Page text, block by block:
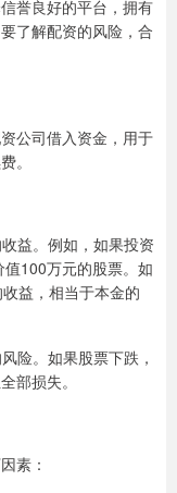
誉良好的平台，拥有
了解配资的风险，合
公司借入资金，用于
。
益。例如，如果投资
100万元的股票。如
益，相当于本金的
险。如果股票下跌，
部损失。
素：